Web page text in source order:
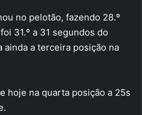
no pelotão, fazendo 28.º
31.º a 31 segundos do
ainda a terceira posição na
hoje na quarta posição a 25s